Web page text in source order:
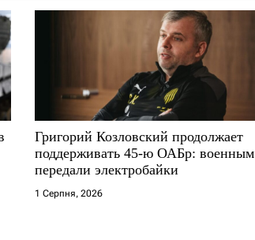
Григорий Козловский продолжает
поддерживать 45-ю ОАБр: военным
передали электробайки
1 Серпня, 2026